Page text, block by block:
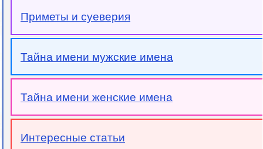
Приметы и суеверия
Тайна имени мужские имена
Тайна имени женские имена
Интересные статьи